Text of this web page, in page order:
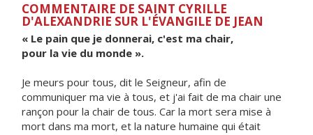
COMMENTAIRE DE SAINT CYRILLE
D'ALEXANDRIE SUR L'ÉVANGILE DE JEAN
« Le pain que je donnerai, c'est ma chair,
pour la vie du monde ».
Je meurs pour tous, dit le Seigneur, afin de
communiquer ma vie à tous, et j'ai fait de ma chair une
rançon pour la chair de tous. Car la mort sera mise à
mort dans ma mort, et la nature humaine qui était